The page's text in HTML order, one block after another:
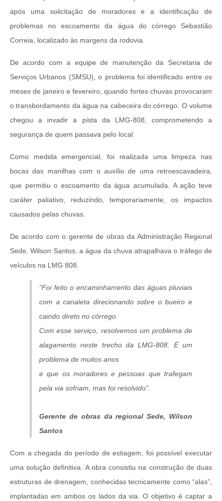
após uma solicitação de moradores e a identificação de
problemas no escoamento da água do córrego Sebastião
Correia, localizado às margens da rodovia.
De acordo com a equipe de manutenção da Secretaria de
Serviços Urbanos (SMSU), o problema foi identificado entre os
meses de janeiro e fevereiro, quando fortes chuvas provocaram
o transbordamento da água na cabeceira do córrego. O volume
chegou a invadir a pista da LMG-808, comprometendo a
segurança de quem passava pelo local.
Como medida emergencial, foi realizada uma limpeza nas
bocas das manilhas com o auxílio de uma retroescavadeira,
que permitiu o escoamento da água acumulada. A ação teve
caráter paliativo, reduzindo, temporariamente, os impactos
causados pelas chuvas.
De acordo com o gerente de obras da Administração Regional
Sede, Wilson Santos, a água da chuva atrapalhava o tráfego de
veículos na LMG 808.
“Foi feito o encaminhamento das águas pluviais
com a canaleta direcionando sobre o bueiro e
caindo direto no córrego.
Com esse serviço, resolvemos um problema de
alagamento neste trecho da LMG-808. É um
problema de muitos anos
e que os moradores e pessoas que trafegam
pela via sofriam, mas foi resolvido”.
Gerente de obras da regional Sede, Wilson
Santos
Com a chegada do período de estiagem, foi possível executar
uma solução definitiva. A obra consistiu na construção de duas
estruturas de drenagem, conhecidas tecnicamente como “alas”,
implantadas em ambos os lados da via. O objetivo é captar a